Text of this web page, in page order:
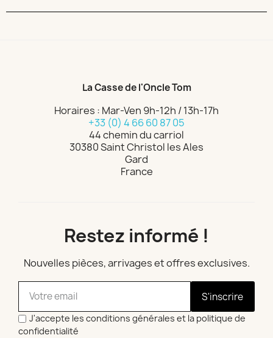
La Casse de l'Oncle Tom
Horaires : Mar-Ven 9h-12h / 13h-17h
+33 (0) 4 66 60 87 05
44 chemin du carriol
30380 Saint Christol les Ales
Gard
France
Restez informé !
Nouvelles pièces, arrivages et offres exclusives.
S'inscrire
J'accepte les conditions générales et la politique de
confidentialité